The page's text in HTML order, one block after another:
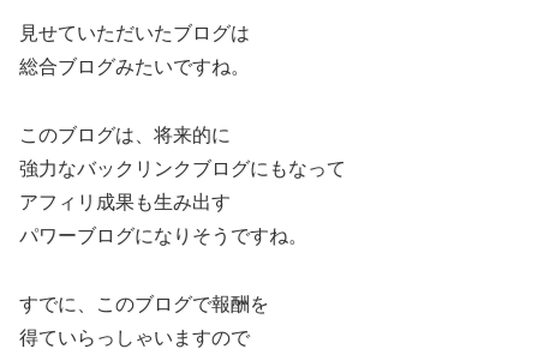
見せていただいたブログは
総合ブログみたいですね。
このブログは、将来的に
強力なバックリンクブログにもなって
アフィリ成果も生み出す
パワーブログになりそうですね。
すでに、このブログで報酬を
得ていらっしゃいますので